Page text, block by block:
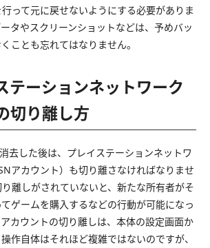
って元に戻せないようにする必要がありま
タやスクリーンショットなどは、予めバッ
ことも忘れてはなりません。
テーションネットワーク
切り離し方
去した後は、プレイステーションネットワ
アカウント）も切り離さなければなりませ
離しがされていないと、新たな所有者がそ
ゲームを購入するなどの行動が可能になっ
カウントの切り離しは、本体の設定画面か
作自体はそれほど複雑ではないのですが、